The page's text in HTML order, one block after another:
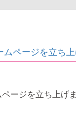
ページを立ち上
ージを立ち上げま